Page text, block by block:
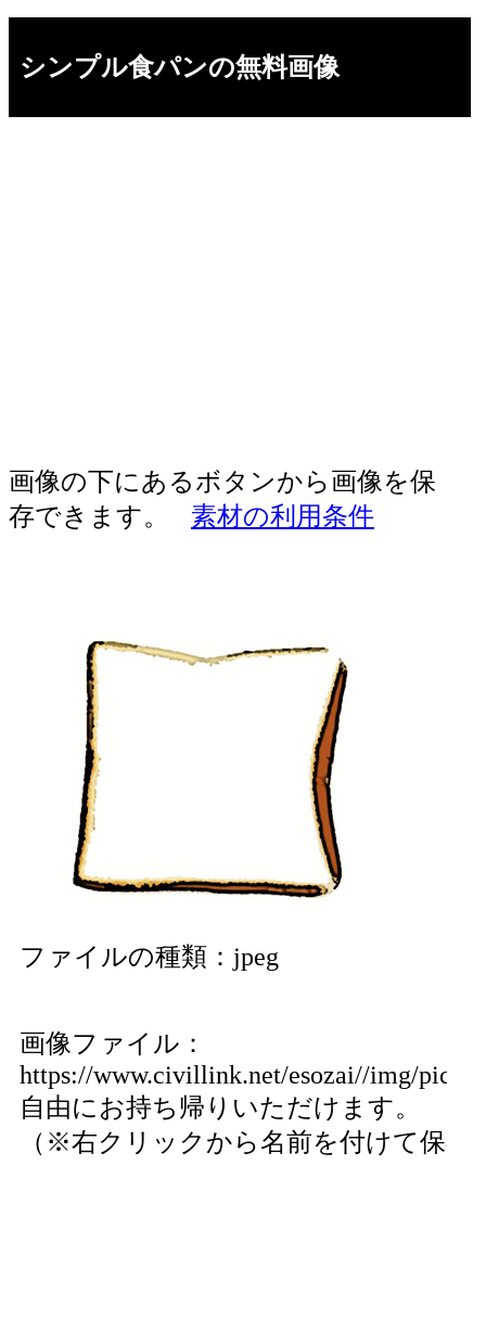
シンプル食パンの無料画像
画像の下にあるボタンから画像を保
存できます。
素材の利用条件
ファイルの種類：jpeg
画像ファイル：
https://www.civillink.net/esozai//img/
自由にお持ち帰りいただけます。
（※右クリックから名前を付けて保存